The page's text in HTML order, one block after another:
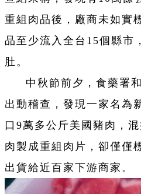
重組肉品後，廠商未如實
品至少流入全台15個縣市
肚。
中秋節前夕，食藥署
出動稽查，發現一家名為
口9萬多公斤美國豬肉，
肉製成重組肉片，卻僅僅
出貨給近百家下游商家。